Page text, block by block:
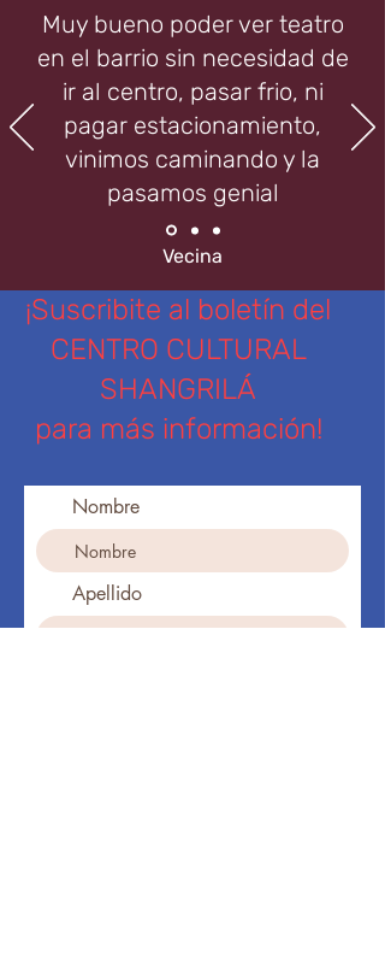
Muy bueno poder ver teatro
en el barrio sin necesidad de
ir al centro, pasar frio, ni
pagar estacionamiento,
vinimos caminando y la
pasamos genial
Vecina
¡Suscribite al boletín del
CENTRO CULTURAL
SHANGRILÁ
para más información!
Nombre
Apellido